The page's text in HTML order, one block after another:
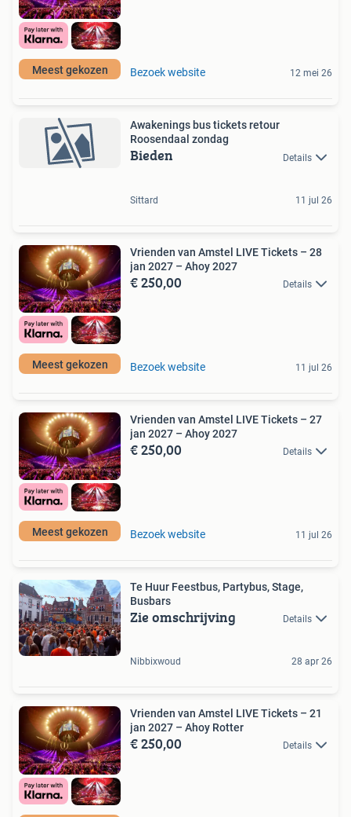
Meest gekozen Bezoek website 12 mei 26
Awakenings bus tickets retour
Roosendaal zondag
Bieden Details
Sittard 11 jul 26
Meest gekozen
Vrienden van Amstel LIVE Tickets – 28
jan 2027 – Ahoy 2027
€ 250,00 Details
Bezoek website 11 jul 26
Meest gekozen
Vrienden van Amstel LIVE Tickets – 27
jan 2027 – Ahoy 2027
€ 250,00 Details
Bezoek website 11 jul 26
Te Huur Feestbus, Partybus, Stage,
Busbars
Zie omschrijving Details
Nibbixwoud 28 apr 26
Vrienden van Amstel LIVE Tickets – 21
jan 2027 – Ahoy Rotter
€ 250,00 Details